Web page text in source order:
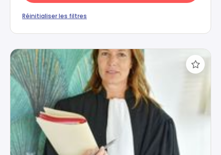
Réinitialiser les filtres